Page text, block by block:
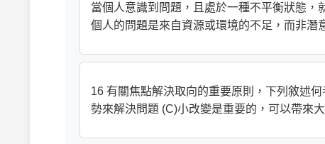
當個人意識到問題，且處於一種不平衡狀態
個人的問題是來自資源或環境的不足，而非潛
16 有關焦點解決取向的重要原則，下列敘述
勢來解決問題 (C)小改變是重要的，可以帶來